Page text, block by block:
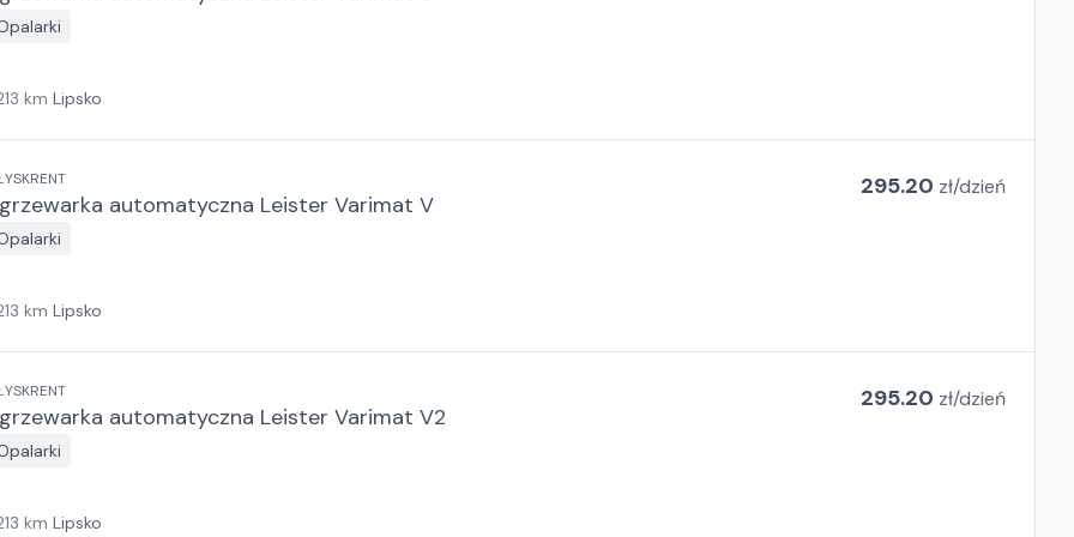
km Lipsko
automatyczna Leister Varimat V
295.20 zł/dzień
km Lipsko
automatyczna Leister Varimat V2
295.20 zł/dzień
km Lipsko